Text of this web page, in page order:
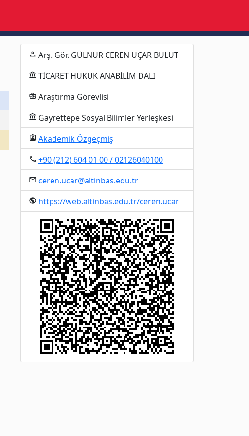
person Arş. Gör. GÜLNUR CEREN UÇAR BULUT
account_balance TİCARET HUKUK ANABİLİM DALI
business_center Araştırma Görevlisi
account_balance Gayrettepe Sosyal Bilimler Yerleşkesi
assignment_ind Akademik Özgeçmiş
local_phone +90 (212) 604 01 00 / 02126040100
email ceren.ucar@altinbas.edu.tr
public https://web.altinbas.edu.tr/ceren.ucar